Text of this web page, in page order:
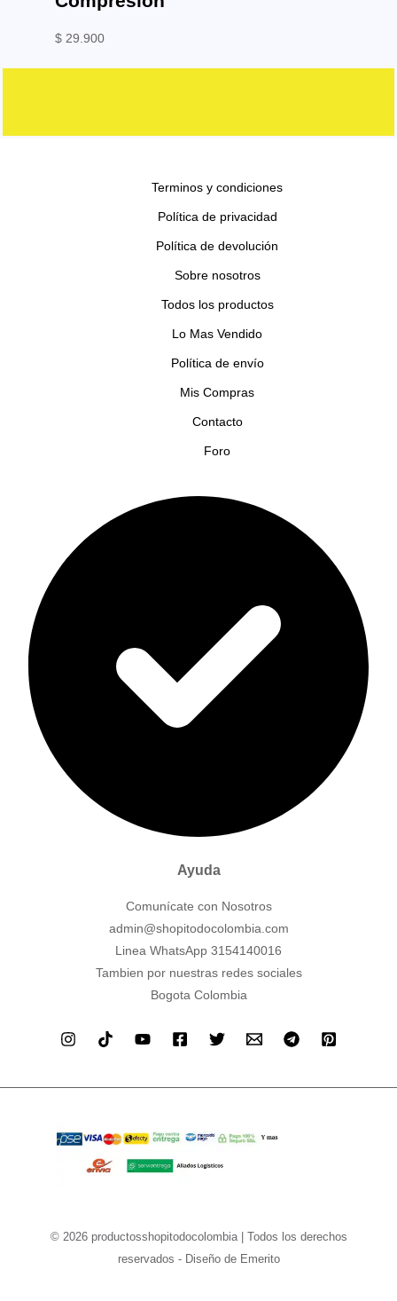
$ 29.900
Terminos y condiciones
Política de privacidad
Política de devolución
Sobre nosotros
Todos los productos
Lo Mas Vendido
Política de envío
Mis Compras
Contacto
Foro
Ayuda
Comunícate con Nosotros
admin@shopitodocolombia.com
Linea WhatsApp 3154140016
Tambien por nuestras redes sociales
Bogota Colombia
© 2026 productosshopitodocolombia | Todos los derechos
reservados - Diseño de Emerito